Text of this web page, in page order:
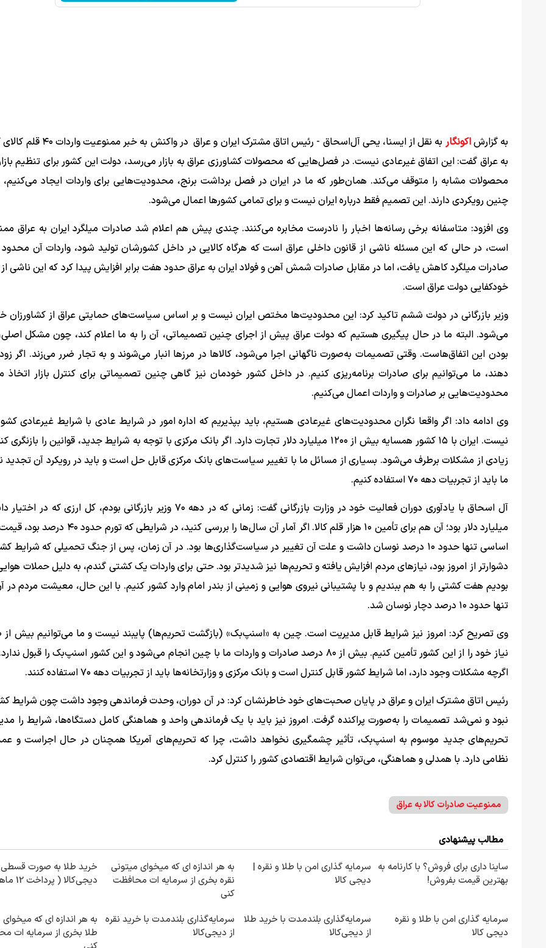
به گزارشاکونگار
به نقل از ایسنا، یحی آل‌اسحاق - رئیس اتاق مشترک ایران و
به عراق گفت: این اتفاق غیرعادی نیست. در فصل‌هایی که محصولات کشاورزی عراق به بازار می‌رسد، دولت این کشور برای تنظیم
محصولات مشابه را متوقف می‌کند. همان‌طور که ما در ایران در فصل برداشت برنج، محدودیت‌هایی برای واردات ایجاد می‌کنیم،
چنین رویکردی دارند. این تصمیم فقط درباره ایران نیست و برای تمامی کشورها اعمال می‌شود.
وی افزود: متاسفانه برخی رسانه‌ها اخبار را نادرست مخابره می‌کنند. چندی پیش هم اعلام شد صادرات میلگرد ایران به عراق
است، در حالی که این مسئله ناشی از قانون داخلی عراق است که هرگاه کالایی در داخل کشورشان تولید شود، واردات آن
صادرات میلگرد کاهش یافت، اما در مقابل صادرات شمش آهن و فولاد ایران به عراق حدود هفت برابر افزایش پیدا کرد که این ناشی
خودکفایی دولت عراق است.
وزیر بازرگانی در دولت ششم تاکید کرد: این محدودیت‌ها مختص ایران نیست و بر اساس سیاست‌های حمایتی عراق از کشاورزان
می‌شود. البته ما در حال پیگیری هستیم که دولت عراق پیش از اجرای چنین تصمیماتی، آن را به ما اعلام کند، چون مشکل اصلی،
بودن این اتفاق‌هاست. وقتی تصمیمات به‌صورت ناگهانی اجرا می‌شود، کالاها در مرزها انبار می‌شوند و به تجار ضرر می‌زند. اگر
دهند، ما می‌توانیم برای صادرات برنامه‌ریزی کنیم. در داخل کشور خودمان نیز گاهی چنین تصمیماتی برای کنترل بازار
محدودیت‌هایی بر صادرات و واردات اعمال می‌کنیم.
وی ادامه داد: اگر واقعا نگران محدودیت‌های غیرعادی هستیم، باید بپذیریم که اداره امور در شرایط عادی با شرایط غیرعادی
نیست. ایران با ۱۵ کشور همسایه بیش از ۱۲۰۰ میلیارد دلار تجارت دارد. اگر بانک مرکزی با توجه به شرایط جدید، قوانین را
زیادی از مشکلات برطرف می‌شود. بسیاری از مسائل ما با تغییر سیاست‌های بانک مرکزی قابل حل است و باید در رویکرد آن تجدید
ما باید از تجربیات دهه ۷۰ استفاده کنیم.
آل اسحاق با یادآوری دوران فعالیت خود در وزارت بازرگانی گفت: زمانی که در دهه ۷۰ وزیر بازرگانی بودم، کل
میلیارد دلار بود؛ آن هم برای تأمین ۱۰ هزار قلم کالا. اگر آمار آن سال‌ها را بررسی
اساسی تنها حدود ۱۰ درصد نوسان داشت و علت آن تغییر در سیاست‌گذاری‌ها بود. در آن زمان، پس از جنگ تحمیلی که شرایط
دشوارتر از امروز بود، نیازهای مردم افزایش یافته و تحریم‌ها نیز شدیدتر بود. حتی برای واردات یک کشتی گندم، به دلیل حملات
بودیم هفت کشتی را به هم ببندیم و با پشتیبانی نیروی هوایی و زمینی از بندر امام وارد کشور کنیم. با این حال، معیشت مردم در
تنها حدود ۱۰ درصد دچار نوسان شد.
نیاز خود را از این کشور تأمین کنیم. بیش از ۸۰ درصد صادرات و واردات ما با چین انجام می‌شود و این کشور اسنپ‌بک را قبول
اگرچه مشکلات وجود دارد، اما شرایط کشور قابل کنترل است و بانک مرکزی و وزارتخانه‌ها باید از تجربیات دهه ۷۰ استفاده کنند.
رئیس اتاق مشترک ایران و عراق در پایان صحبت‌های خود خاطرنشان کرد: در آن دوران، وحدت فرماندهی وجود داشت چون شرایط
نبود و نمی‌شد تصمیمات را به‌صورت پراکنده گرفت. امروز نیز باید با یک فرماندهی واحد و هماهنگی کامل دستگاه‌ها، شرایط را
تحریم‌های جدید موسوم به اسنپ‌بک، تأثیر چشمگیری نخواهد داشت، چرا که تحریم‌های آمریکا همچنان در حال اجراست و
نظامی دارد. با همدلی و هماهنگی، می‌توان شرایط اقتصادی کشور را کنترل کرد.
ممنوعیت صادرات کالا به عراق
مطالب پیشنهادی
ساینا داری برای فروش؟ با کارنامه به
بهترین قیمت بفروش!
سرمایه گذاری امن با طلا و نقره |
دیجی کالا
به هر اندازه ای که میخوای میتونی
نقره بخری از سرمایه ات محافظت
کنی
خرید طلا به صورت قسطی
دیجی‌کالا ( پرداخت 12 ماهه )
سرمایه گذاری امن با طلا و نقره
دیجی کالا
سرمایه‌گذاری بلندمدت با خرید طلا
از دیجی‌کالا
سرمایه‌گذاری بلندمدت با خرید نقره
از دیجی‌کالا
به هر اندازه ای که
طلا بخری از سرمایه ات